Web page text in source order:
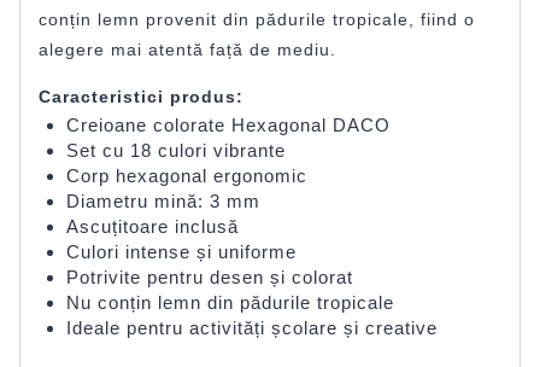
conțin lemn provenit din pădurile tropicale, fiind o
alegere mai atentă față de mediu.
Caracteristici produs:
Creioane colorate Hexagonal DACO
Set cu 18 culori vibrante
Corp hexagonal ergonomic
Diametru mină: 3 mm
Ascuțitoare inclusă
Culori intense și uniforme
Potrivite pentru desen și colorat
Nu conțin lemn din pădurile tropicale
Ideale pentru activități școlare și creative